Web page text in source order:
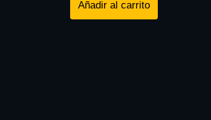
Añadir al carrito